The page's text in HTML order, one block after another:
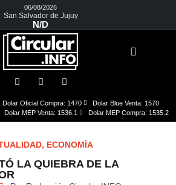
06/08/2026
San Salvador de Jujuy
N/D
Dolar Oficial Compra: 1470
Dolar Blue Venta: 1570
Dolar MEP Venta: 1536.1 Dolar MEP Compra: 1535.2
, ECONOMÍA
LA QUIEBRA DE LA